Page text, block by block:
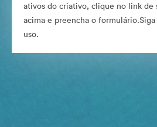
ativos do criativo, clique no link de
acima e preencha o
uso.